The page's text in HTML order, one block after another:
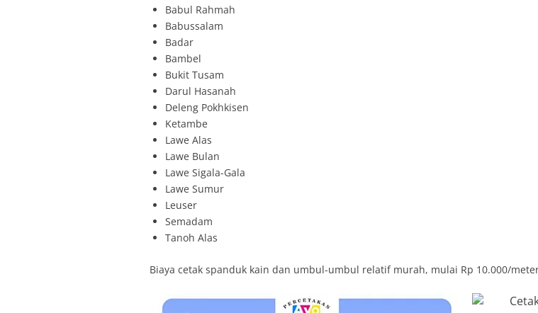
Babul Rahmah
Babussalam
Badar
Bambel
Bukit Tusam
Darul Hasanah
Deleng Pokhkisen
Ketambe
Lawe Alas
Lawe Bulan
Lawe Sigala-Gala
Lawe Sumur
Leuser
Semadam
Tanoh Alas
Biaya cetak spanduk kain dan umbul-umbul relatif murah, mulai Rp 10.000/